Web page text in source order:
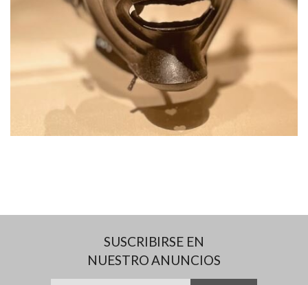
SUSCRIBIRSE EN
NUESTRO ANUNCIOS